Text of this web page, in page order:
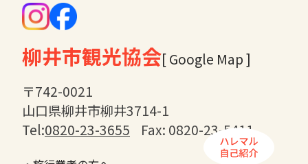
柳井市観光協会[ Google Map ]
〒742-0021
山口県柳井市柳井3714-1
Tel:0820-23-3655 Fax: 0820-23-5411